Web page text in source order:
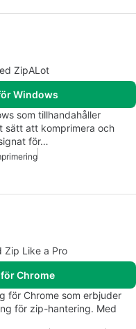
ZipALot
Windows
som tillhandahåller
sätt att komprimera och
för…
Zip Like a Pro
Chrome
för Chrome som erbjuder
för zip-hantering. Med